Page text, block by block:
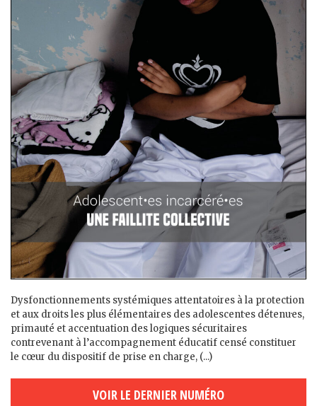
Dysfonctionnements systémiques attentatoires à la protection
et aux droits les plus élémentaires des adolescent·es détenu·es,
primauté et accentuation des logiques sécuritaires
contrevenant à l’accompagnement éducatif censé constituer
le cœur du dispositif de prise en charge, (...)
VOIR LE DERNIER NUMÉRO